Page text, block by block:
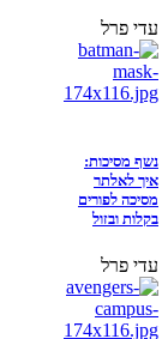
עדי פרל
נשף מסיכות:
איך לאלתר
מסיכה לפורים
בקלות ובזול
עדי פרל